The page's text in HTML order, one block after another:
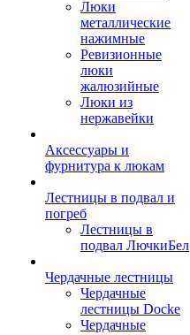
Люки
металлические
нажимные
Ревизионные
люки
жалюзийные
Люки из
нержавейки
Аксессуары и
фурнитура к люкам
Лестницы в подвал и
погреб
Лестницы в
подвал ЛючкиБел
Чердачные лестницы
Чердачные
лестницы Docke
Чердачные